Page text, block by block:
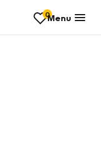
0Menu